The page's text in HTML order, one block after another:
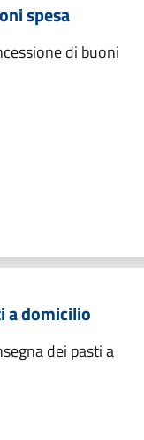
spesa
di buoni
a domicilio
dei pasti a